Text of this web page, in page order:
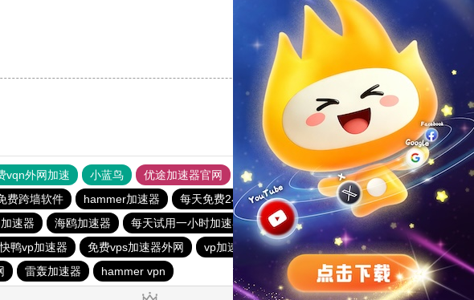
反对[0]
vqn外网加速 小蓝鸟 优途加速器官网 风驰加速器 旋风加速器
八戒看书
费跨墙软件 hammer加速器 每天免费2小时加速器
黑洞加速官网
速器 海鸥加速器 每天试用一小时加速器 quickq
快橙加速器
快鸭vp加速器 免费vps加速器外网 vp加速器 暴雪加速器vp
1元机场
雷轰加速器 hammer vpn